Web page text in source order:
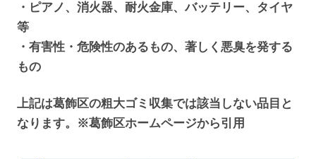
・ピアノ、消火器、耐火金庫、バッテリー、タイヤ
等
・有害性・危険性のあるもの、著しく悪臭を発する
もの
上記は葛飾区の粗大ゴミ収集では該当しない品目と
なります。※葛飾区ホームページから引用